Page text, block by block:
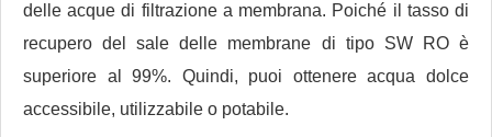
delle acque di filtrazione a membrana. Poiché il tasso di
recupero del sale delle membrane di tipo SW RO è
superiore al 99%. Quindi, puoi ottenere acqua dolce
accessibile, utilizzabile o potabile.